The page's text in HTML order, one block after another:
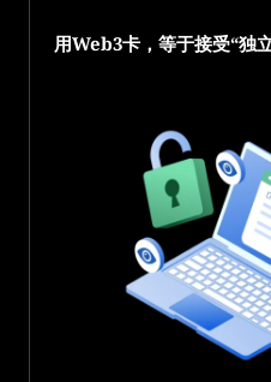
用Web3卡，等于接受“独